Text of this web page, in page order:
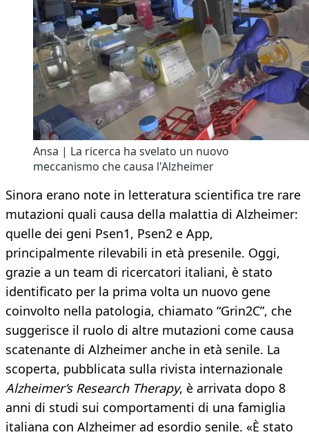
Ansa | La ricerca ha svelato un nuovo
meccanismo che causa l'Alzheimer
Sinora erano note in letteratura scientifica tre rare
mutazioni quali causa della malattia di Alzheimer:
quelle dei geni Psen1, Psen2 e App,
principalmente rilevabili in età presenile. Oggi,
grazie a un team di ricercatori italiani, è stato
identificato per la prima volta un nuovo gene
coinvolto nella patologia, chiamato “Grin2C”, che
suggerisce il ruolo di altre mutazioni come causa
scatenante di Alzheimer anche in età senile. La
scoperta, pubblicata sulla rivista internazionale
Alzheimer’s Research Therapy, è arrivata dopo 8
anni di studi sui comportamenti di una famiglia
italiana con Alzheimer ad esordio senile. «È stato